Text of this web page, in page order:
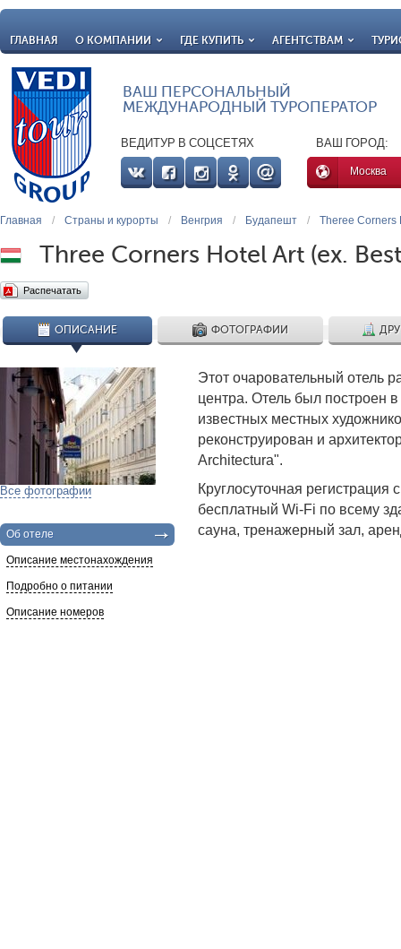
ГЛАВНАЯ О КОМПАНИИ ГДЕ КУПИТЬ АГЕНТСТВАМ
ВАШ ПЕРСОНАЛЬНЫЙ
МЕЖДУНАРОДНЫЙ ТУРОПЕРАТОР
ВЕДИТУР В СОЦСЕТЯХ ВАШ ГОРОД:
Москва
Главная / Страны и курорты / Венгрия / Будапешт / Theree Corners
Three Corners Hotel Art (ex.
Распечатать
ОПИСАНИЕ ФОТОГРАФИИ
Все фотографии
Об отеле
Описание местонахождения
Подробно о питании
Описание номеров
Этот очаровательный отель
центра. Отель был построен
известных местных
реконструирован и
Architectura".
Круглосуточная
бесплатный Wi-Fi по всему
сауна, тренажерный зал,